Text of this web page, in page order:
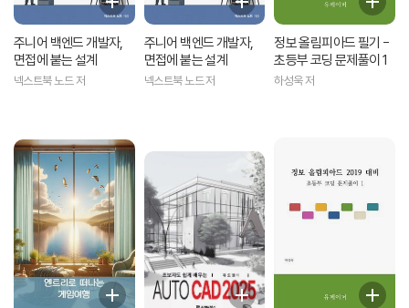
주니어 백엔드 개발자,
면접에 붙는 설계
넥스트북 노드 저
주니어 백엔드 개발자,
면접에 붙는 설계
넥스트북 노드 저
정보 올림피아드 필기 -
초등부 코딩 문제풀이 1
하성욱 저